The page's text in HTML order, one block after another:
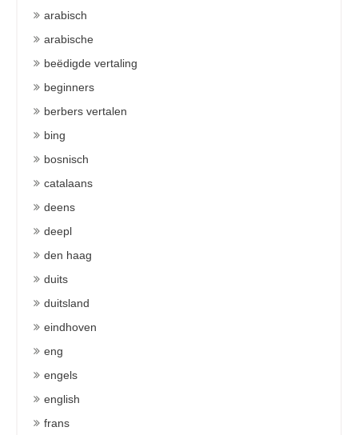
arabisch
arabische
beëdigde vertaling
beginners
berbers vertalen
bing
bosnisch
catalaans
deens
deepl
den haag
duits
duitsland
eindhoven
eng
engels
english
frans